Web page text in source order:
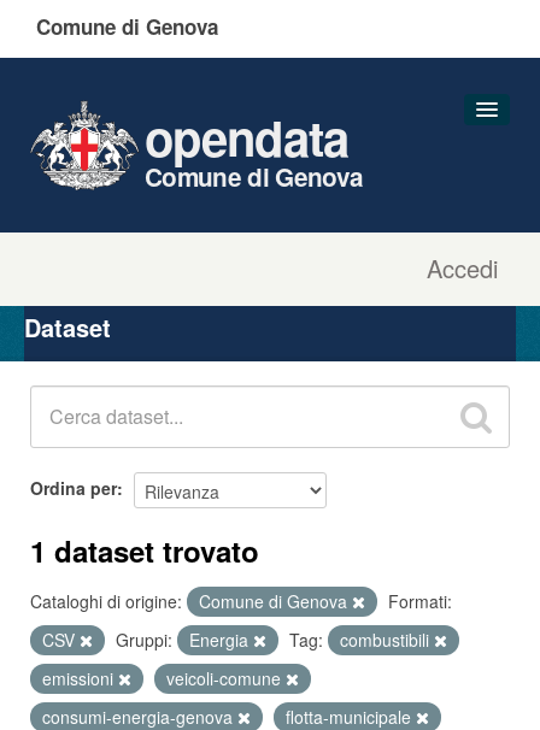
Comune di Genova
Accedi
opendata
Comune di Genova
Organizzazioni
Gruppi
Dataset
Ordina per
1 dataset trovato
Cataloghi di origine: Comune di Genova
Formati:
CSV
Gruppi: Energia Tag:
combustibili
emissioni
veicoli-comune
consumi-energia-genova
flotta-municipale